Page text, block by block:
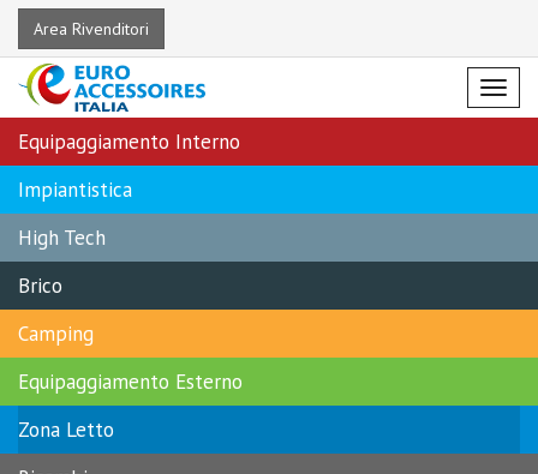
Area Rivenditori
Menu
Equipaggiamento Interno
Impiantistica
High Tech
Brico
Camping
Equipaggiamento Esterno
Zona Letto